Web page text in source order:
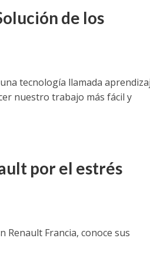
de los
tecnología llamada
nuestro trabajo más fácil y
por el estrés
Renault Francia, conoce sus